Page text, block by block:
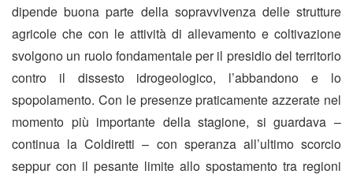
dipende buona parte della sopravvivenza delle strutture
agricole che con le attività di allevamento e coltivazione
svolgono un ruolo fondamentale per il presidio del territorio
contro il dissesto idrogeologico, l’abbandono e lo
spopolamento. Con le presenze praticamente azzerate nel
momento più importante della stagione, si guardava –
continua la Coldiretti – con speranza all’ultimo scorcio
seppur con il pesante limite allo spostamento tra regioni